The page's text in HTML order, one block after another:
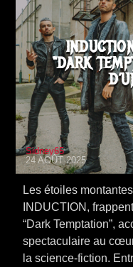
“DARK
Sidney65
24 AOÛT 2025
Les étoiles
INDUCTION,
“Dark Temptation”,
spectaculaire au
la science-fiction.